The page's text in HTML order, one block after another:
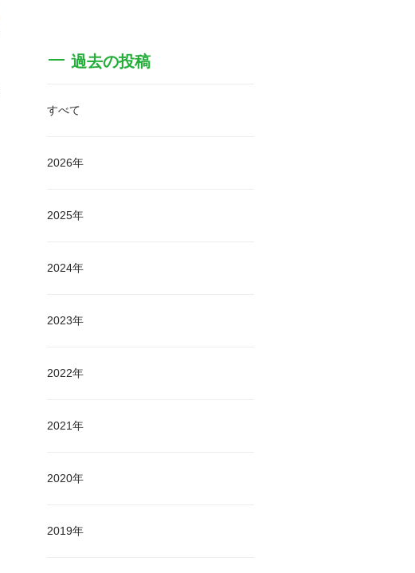
過去の投稿
すべて
2026年
2025年
2024年
2023年
2022年
2021年
2020年
2019年